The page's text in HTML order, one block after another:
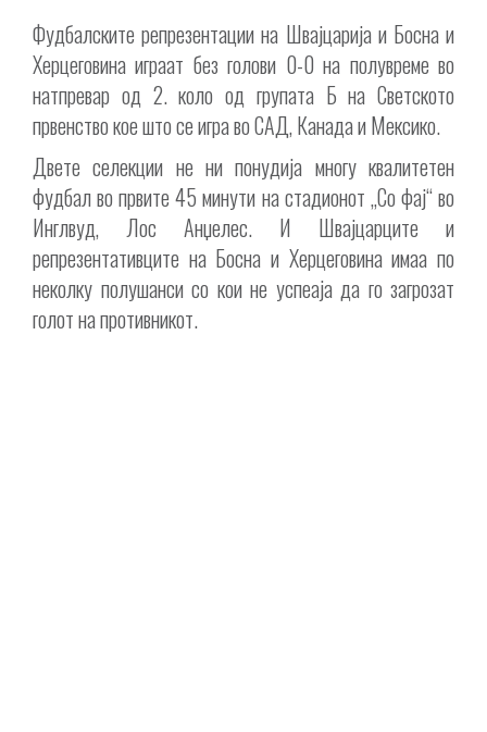
Фудбалските репрезентации на Швајцарија и Босна и
Херцеговина играат без голови 0-0 на полувреме во
натпревар од 2. коло од групата Б на Светското
првенство кое што се игра во САД, Канада и Мексико.
Двете селекции не ни понудија многу квалитетен
фудбал во првите 45 минути на стадионот „Со фај“ во
Инглвуд, Лос Анџелес. И Швајцарците и
репрезентативците на Босна и Херцеговина имаа по
неколку полушанси со кои не успеаја да го загрозат
голот на противникот.